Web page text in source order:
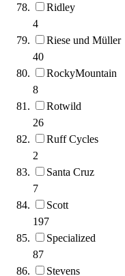
Ridley
4
Riese und Müller
40
RockyMountain
8
Rotwild
26
Ruff Cycles
2
Santa Cruz
7
Scott
197
Specialized
87
Stevens